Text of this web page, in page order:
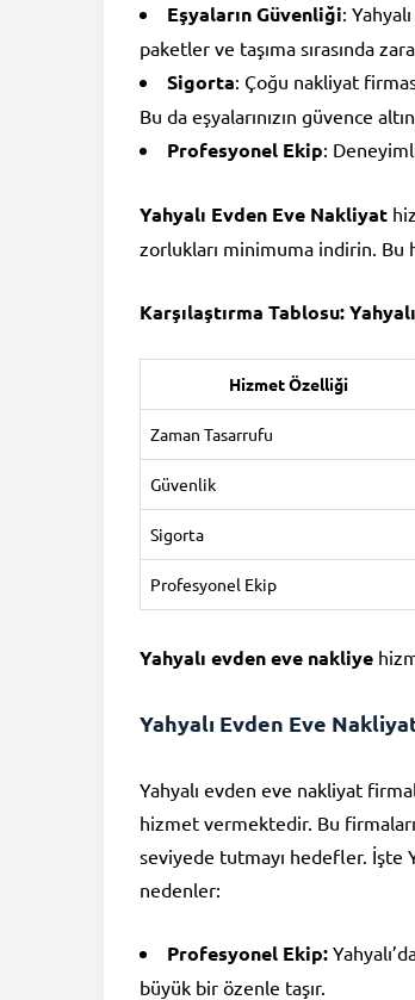
Eşyaların Güvenliği:
paketler ve taşıma sırasında
Sigorta: Çoğu nakliyat
Bu da eşyalarınızın güvence
Profesyonel Ekip:
Yahyalı Evden Eve Nakliyat
zorlukları minimuma indirin. Bu
Karşılaştırma Tablosu:
Hizmet Özelliği
Zaman Tasarrufu
Güvenlik
Sigorta
Profesyonel Ekip
Yahyalı evden eve nakliye
Yahyalı Evden Eve
Yahyalı evden eve nakliyat
hizmet vermektedir. Bu
seviyede tutmayı hedefler. İşte
nedenler:
Profesyonel Ekip:
büyük bir özenle taşır.